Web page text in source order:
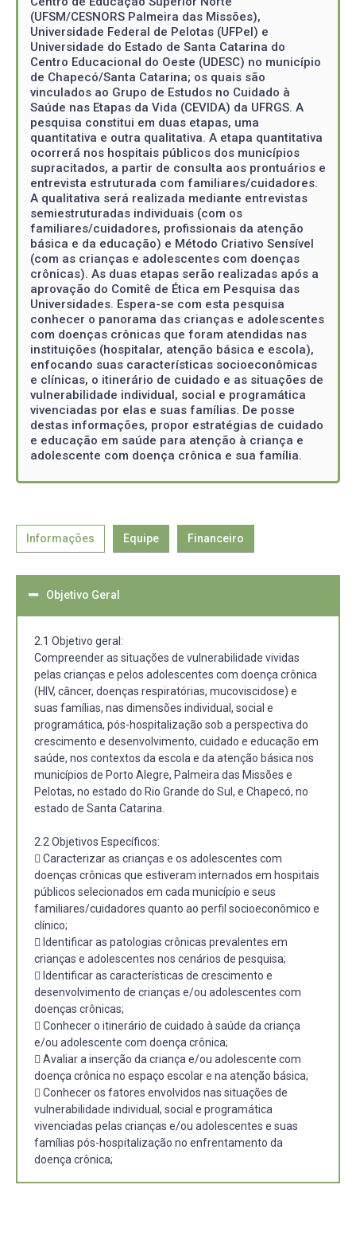
(UFSM/CESNORS Palmeira das Missões),
Universidade Federal de Pelotas (UFPel) e
Universidade do Estado de Santa Catarina do
Centro Educacional do Oeste (UDESC) no município
de Chapecó/Santa Catarina; os quais são
vinculados ao Grupo de Estudos no Cuidado à
Saúde nas Etapas da Vida (CEVIDA) da UFRGS. A
pesquisa constitui em duas etapas, uma
quantitativa e outra qualitativa. A etapa quantitativa
ocorrerá nos hospitais públicos dos municípios
supracitados, a partir de consulta aos prontuários e
entrevista estruturada com familiares/cuidadores.
A qualitativa será realizada mediante entrevistas
semiestruturadas individuais (com os
familiares/cuidadores, profissionais da atenção
básica e da educação) e Método Criativo Sensível
(com as crianças e adolescentes com doenças
crônicas). As duas etapas serão realizadas após a
aprovação do Comitê de Ética em Pesquisa das
Universidades. Espera-se com esta pesquisa
conhecer o panorama das crianças e adolescentes
com doenças crônicas que foram atendidas nas
instituições (hospitalar, atenção básica e escola),
enfocando suas características socioeconômicas
e clínicas, o itinerário de cuidado e as situações de
vulnerabilidade individual, social e programática
vivenciadas por elas e suas famílias. De posse
destas informações, propor estratégias de cuidado
e educação em saúde para atenção à criança e
adolescente com doença crônica e sua família.
Informações Equipe Financeiro
Objetivo Geral
2.1 Objetivo geral:
Compreender as situações de vulnerabilidade vividas
pelas crianças e pelos adolescentes com doença crônica
(HIV, câncer, doenças respiratórias, mucoviscidose) e
suas famílias, nas dimensões individual, social e
programática, pós-hospitalização sob a perspectiva do
crescimento e desenvolvimento, cuidado e educação em
saúde, nos contextos da escola e da atenção básica nos
municípios de Porto Alegre, Palmeira das Missões e
Pelotas, no estado do Rio Grande do Sul, e Chapecó, no
estado de Santa Catarina.
2.2 Objetivos Específicos:
 Caracterizar as crianças e os adolescentes com
doenças crônicas que estiveram internados em hospitais
públicos selecionados em cada município e seus
familiares/cuidadores quanto ao perfil socioeconômico e
clínico;
 Identificar as patologias crônicas prevalentes em
crianças e adolescentes nos cenários de pesquisa;
 Identificar as características de crescimento e
desenvolvimento de crianças e/ou adolescentes com
doenças crônicas;
 Conhecer o itinerário de cuidado à saúde da criança
e/ou adolescente com doença crônica;
 Avaliar a inserção da criança e/ou adolescente com
doença crônica no espaço escolar e na atenção básica;
 Conhecer os fatores envolvidos nas situações de
vulnerabilidade individual, social e programática
vivenciadas pelas crianças e/ou adolescentes e suas
famílias pós-hospitalização no enfrentamento da
doença crônica;